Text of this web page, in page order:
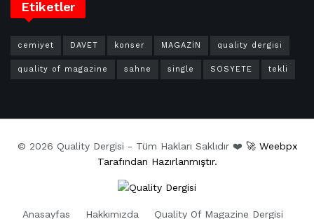
Etiketler
cemiyet DAVET konser MAGAZİN quality dergisi
quality of magazine sahne single SOSYETE tekli
© 2026 Quality Dergisi - Tüm Hakları Saklıdır ❤️ 🚀 Weebpx
Tarafından Hazırlanmıştır.
Anasayfas Hakkımızda Quality Of Magazine Dergisi